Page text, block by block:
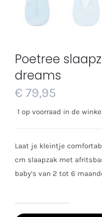
Poetree
dreams
€ 79,95
1 op voorraad in de
Laat je kleintje
cm slaapzak met
baby’s van 2 tot 6